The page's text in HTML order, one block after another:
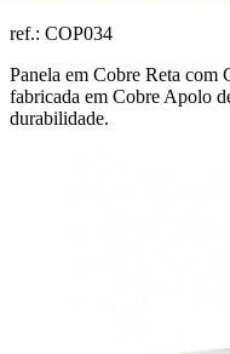
ref.: COP034
Panela em Cobre Reta
fabricada em Cobre Apolo
durabilidade.